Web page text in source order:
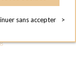
sans accepter >